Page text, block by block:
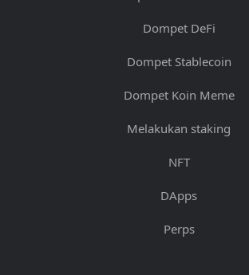
Dompet DeFi
Dompet Stablecoin
Dompet Koin Meme
Melakukan staking
NFT
DApps
Perps